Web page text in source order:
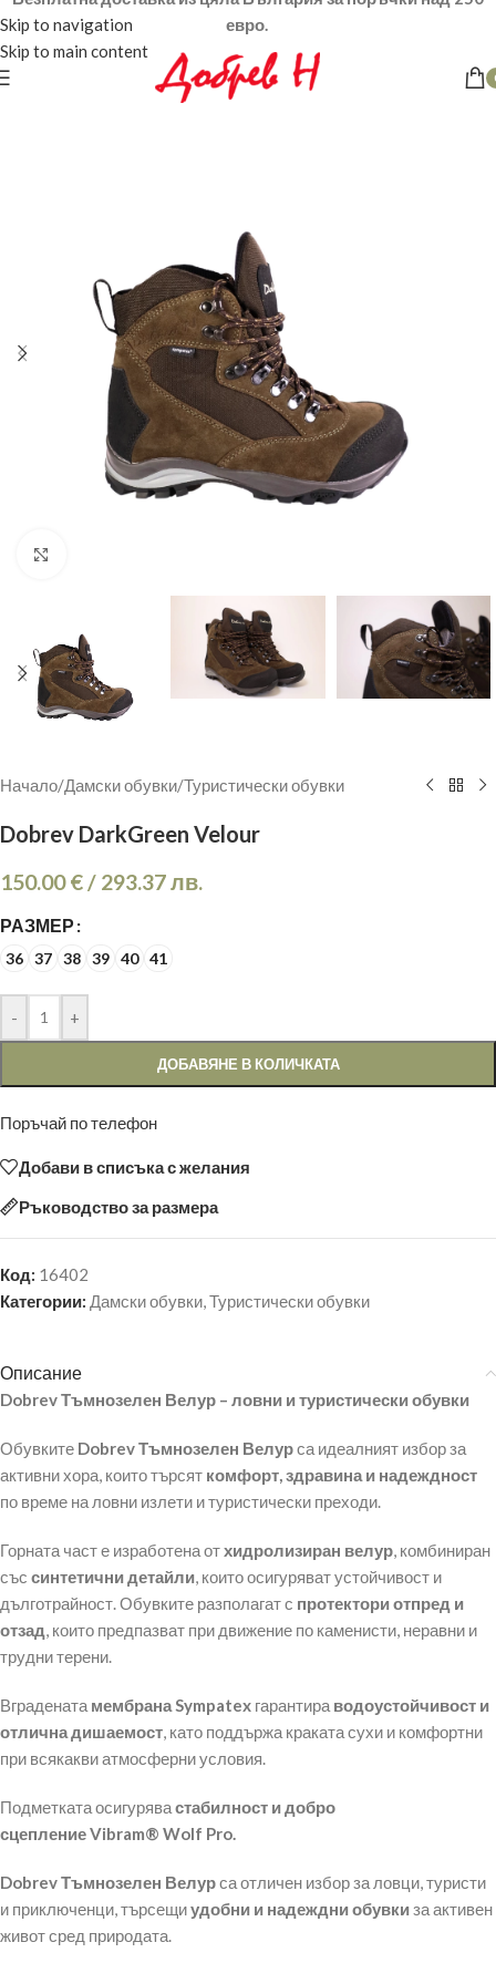
Skip to navigation
Skip to main content
евро.
Начало/Дамски обувки/Туристически обувки
Dobrev DarkGreen Velour
150.00€/ 293.37лв.
РАЗМЕР
36 37 38 39 40 41
- +
ДОБАВЯНЕ В КОЛИЧКАТА
Поръчай по телефон
Добави в списъка с желания
Ръководство за размера
Код: 16402
Категории: Дамски обувки,Туристически обувки
Описание
Dobrev Тъмнозелен Велур – ловни и туристически обувки
Обувките Dobrev Тъмнозелен Велурса идеалният избор за
активни хора, които търсят комфорт, здравина и надеждност
по време на ловни излети и туристически преходи.
Горната част е изработена отхидролизиран велур, комбиниран
със синтетични детайли, които осигуряват устойчивост и
дълготрайност. Обувките разполагат с протектори отпред и
отзад, които предпазват при движение по каменисти, неравни и
трудни терени.
Вградената мембрана Sympatex гарантира водоустойчивост и
отлична дишаемост, като поддържа краката сухи и комфортни
при всякакви атмосферни условия.
Подметката осигурявастабилност и добро
сцеплениеVibram® Wolf Pro.
Dobrev Тъмнозелен Велурса отличен избор за ловци, туристи
и приключенци, търсещиудобни и надеждни обувкиза активен
живот сред природата.